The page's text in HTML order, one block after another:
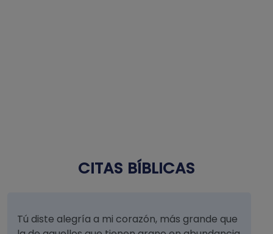
CITAS BÍBLICAS
Tú diste alegría a mi corazón, más grande que